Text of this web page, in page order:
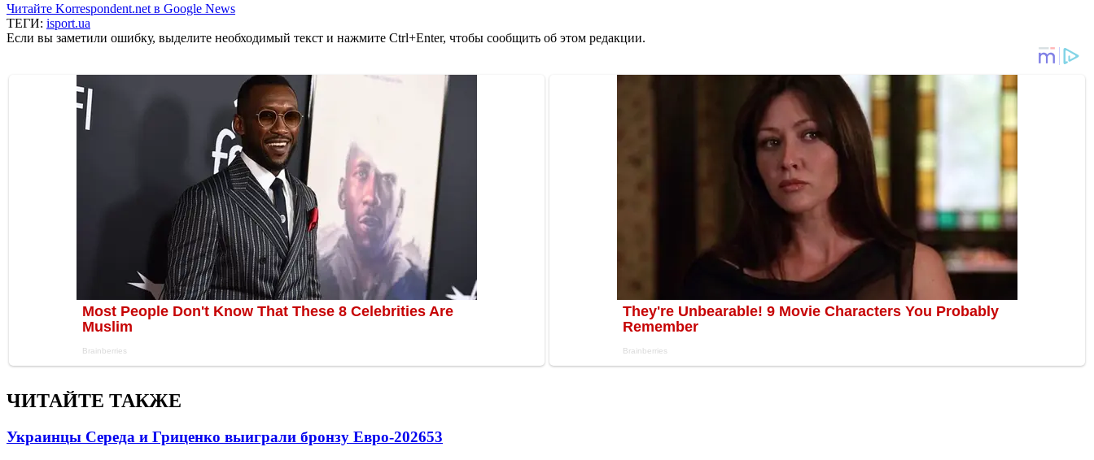
Читайте Korrespondent.net в Google News
ТЕГИ: isport.ua
Если вы заметили ошибку, выделите необходимый текст и нажмите Ctrl+Enter, чтобы сообщить об этом редакции.
ЧИТАЙТЕ ТАКЖЕ
Украинцы Середа и Гриценко выиграли бронзу Евро-202653